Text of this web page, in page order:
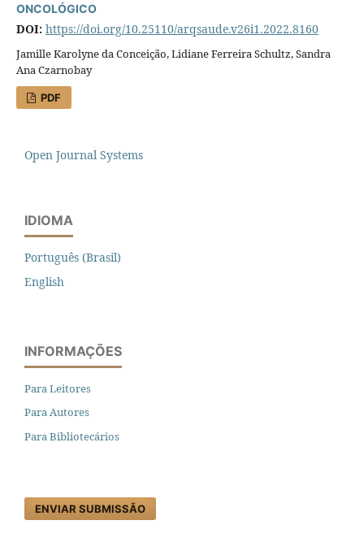
ONCOLÓGICO
DOI: https://doi.org/10.25110/arqsaude.v26i1.2022.8160
Jamille Karolyne da Conceição, Lidiane Ferreira Schultz, Sandra
Ana Czarnobay
PDF
Open Journal Systems
IDIOMA
Português (Brasil)
English
INFORMAÇÕES
Para Leitores
Para Autores
Para Bibliotecários
ENVIAR SUBMISSÃO